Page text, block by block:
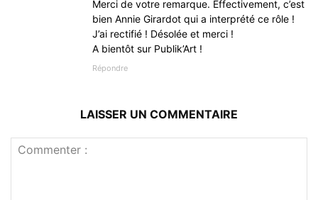
Merci de votre remarque. Effectivement, c’est
bien Annie Girardot qui a interprété ce rôle !
J’ai rectifié ! Désolée et merci !
A bientôt sur Publik’Art !
Répondre
LAISSER UN COMMENTAIRE